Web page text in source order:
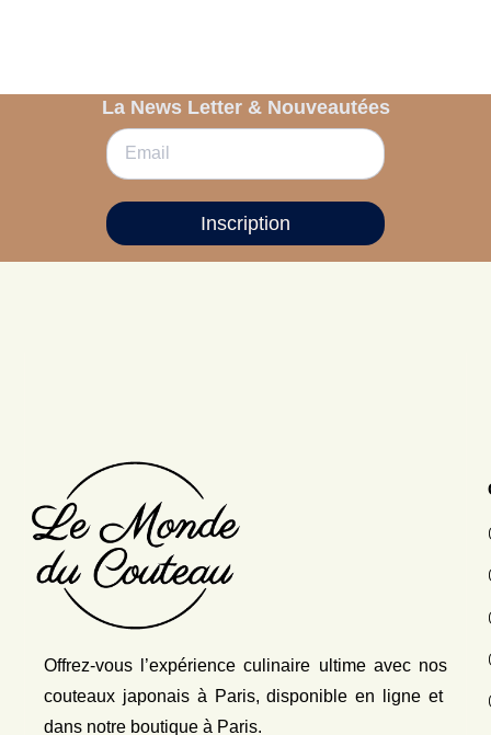
La News Letter & Nouveautées
Inscription
Offrez-vous l’expérience culinaire ultime avec nos
couteaux japonais à Paris, disponible en ligne et
dans notre boutique à Paris.